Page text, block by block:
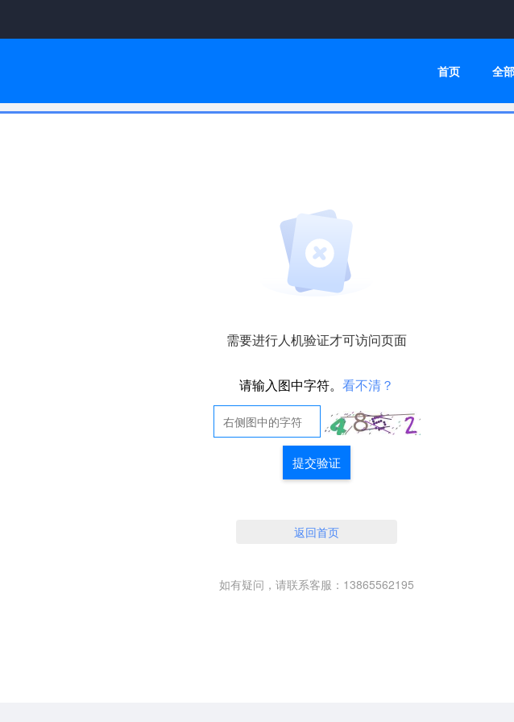
首页 全
需要进行人机验证才可访问页面
请输入图中字符。 看不清？
提交验证
返回首页
如有疑问，请联系客服：13865562195